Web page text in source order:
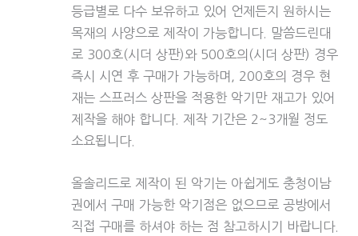
등급별로 다수 보유하고 있어 언제든지 원하시는
목재의 사양으로 제작이 가능합니다. 말씀드린대
로 300호(시더 상판)와 500호의(시더 상판) 경우
즉시 시연 후 구매가 가능하며, 200호의 경우 현
재는 스프러스 상판을 적용한 악기만 재고가 있어
제작을 해야 합니다. 제작 기간은 2~3개월 정도
소요됩니다.
올솔리드로 제작이 된 악기는 아쉽게도 충청이남
권에서 구매 가능한 악기점은 없으므로 공방에서
직접 구매를 하셔야 하는 점 참고하시기 바랍니다.